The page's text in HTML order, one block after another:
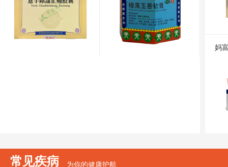
妈
常见疾病 为你的健康护航